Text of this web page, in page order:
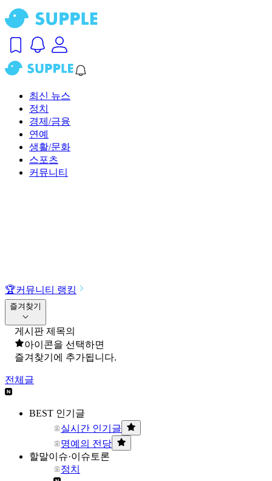
최신 뉴스
정치
경제/금융
연예
생활/문화
스포츠
커뮤니티
🏆커뮤니티 랭킹
즐겨찾기
게시판 제목의
아이콘을 선택하면
즐겨찾기에 추가됩니다.
전체글
BEST 인기글
실시간 인기글
명예의 전당
할말이슈·이슈토론
정치